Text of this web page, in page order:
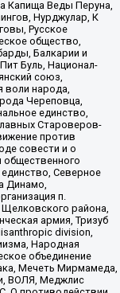
Капища Веды Перуна,
Нурджулар, К
Русское
общество,
Балкарии и
Буль, Национал-
союз,
народа,
Череповца,
единство,
Староверов-
против
совести и о
общественного
Северное
Динамо,
п.
района,
армия, Тризуб
division,
Народная
объединение
Мечеть Мирмамеда,
ВОЛЯ, Меджлис